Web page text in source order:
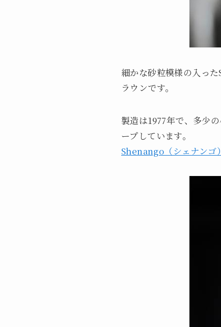
細かな砂粒模様の入っ
ラウンです。
製造は1977年で、多少
ープしています。
Shenango（シェナンゴ